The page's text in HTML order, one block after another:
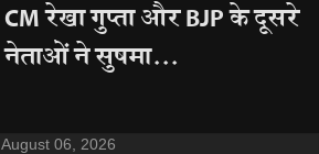
CM रेखा गुप्ता और BJP के दूसरे
नेताओं ने सुषमा...
August 06, 2026